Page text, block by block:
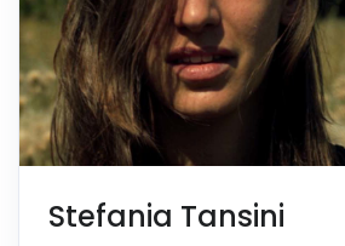
Stefania Tansini